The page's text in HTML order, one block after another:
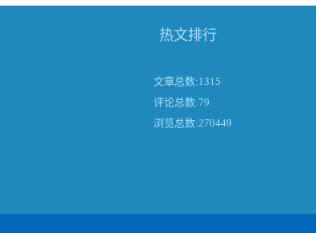
热文排行
文章总数:1315
评论总数:79
浏览总数:270449